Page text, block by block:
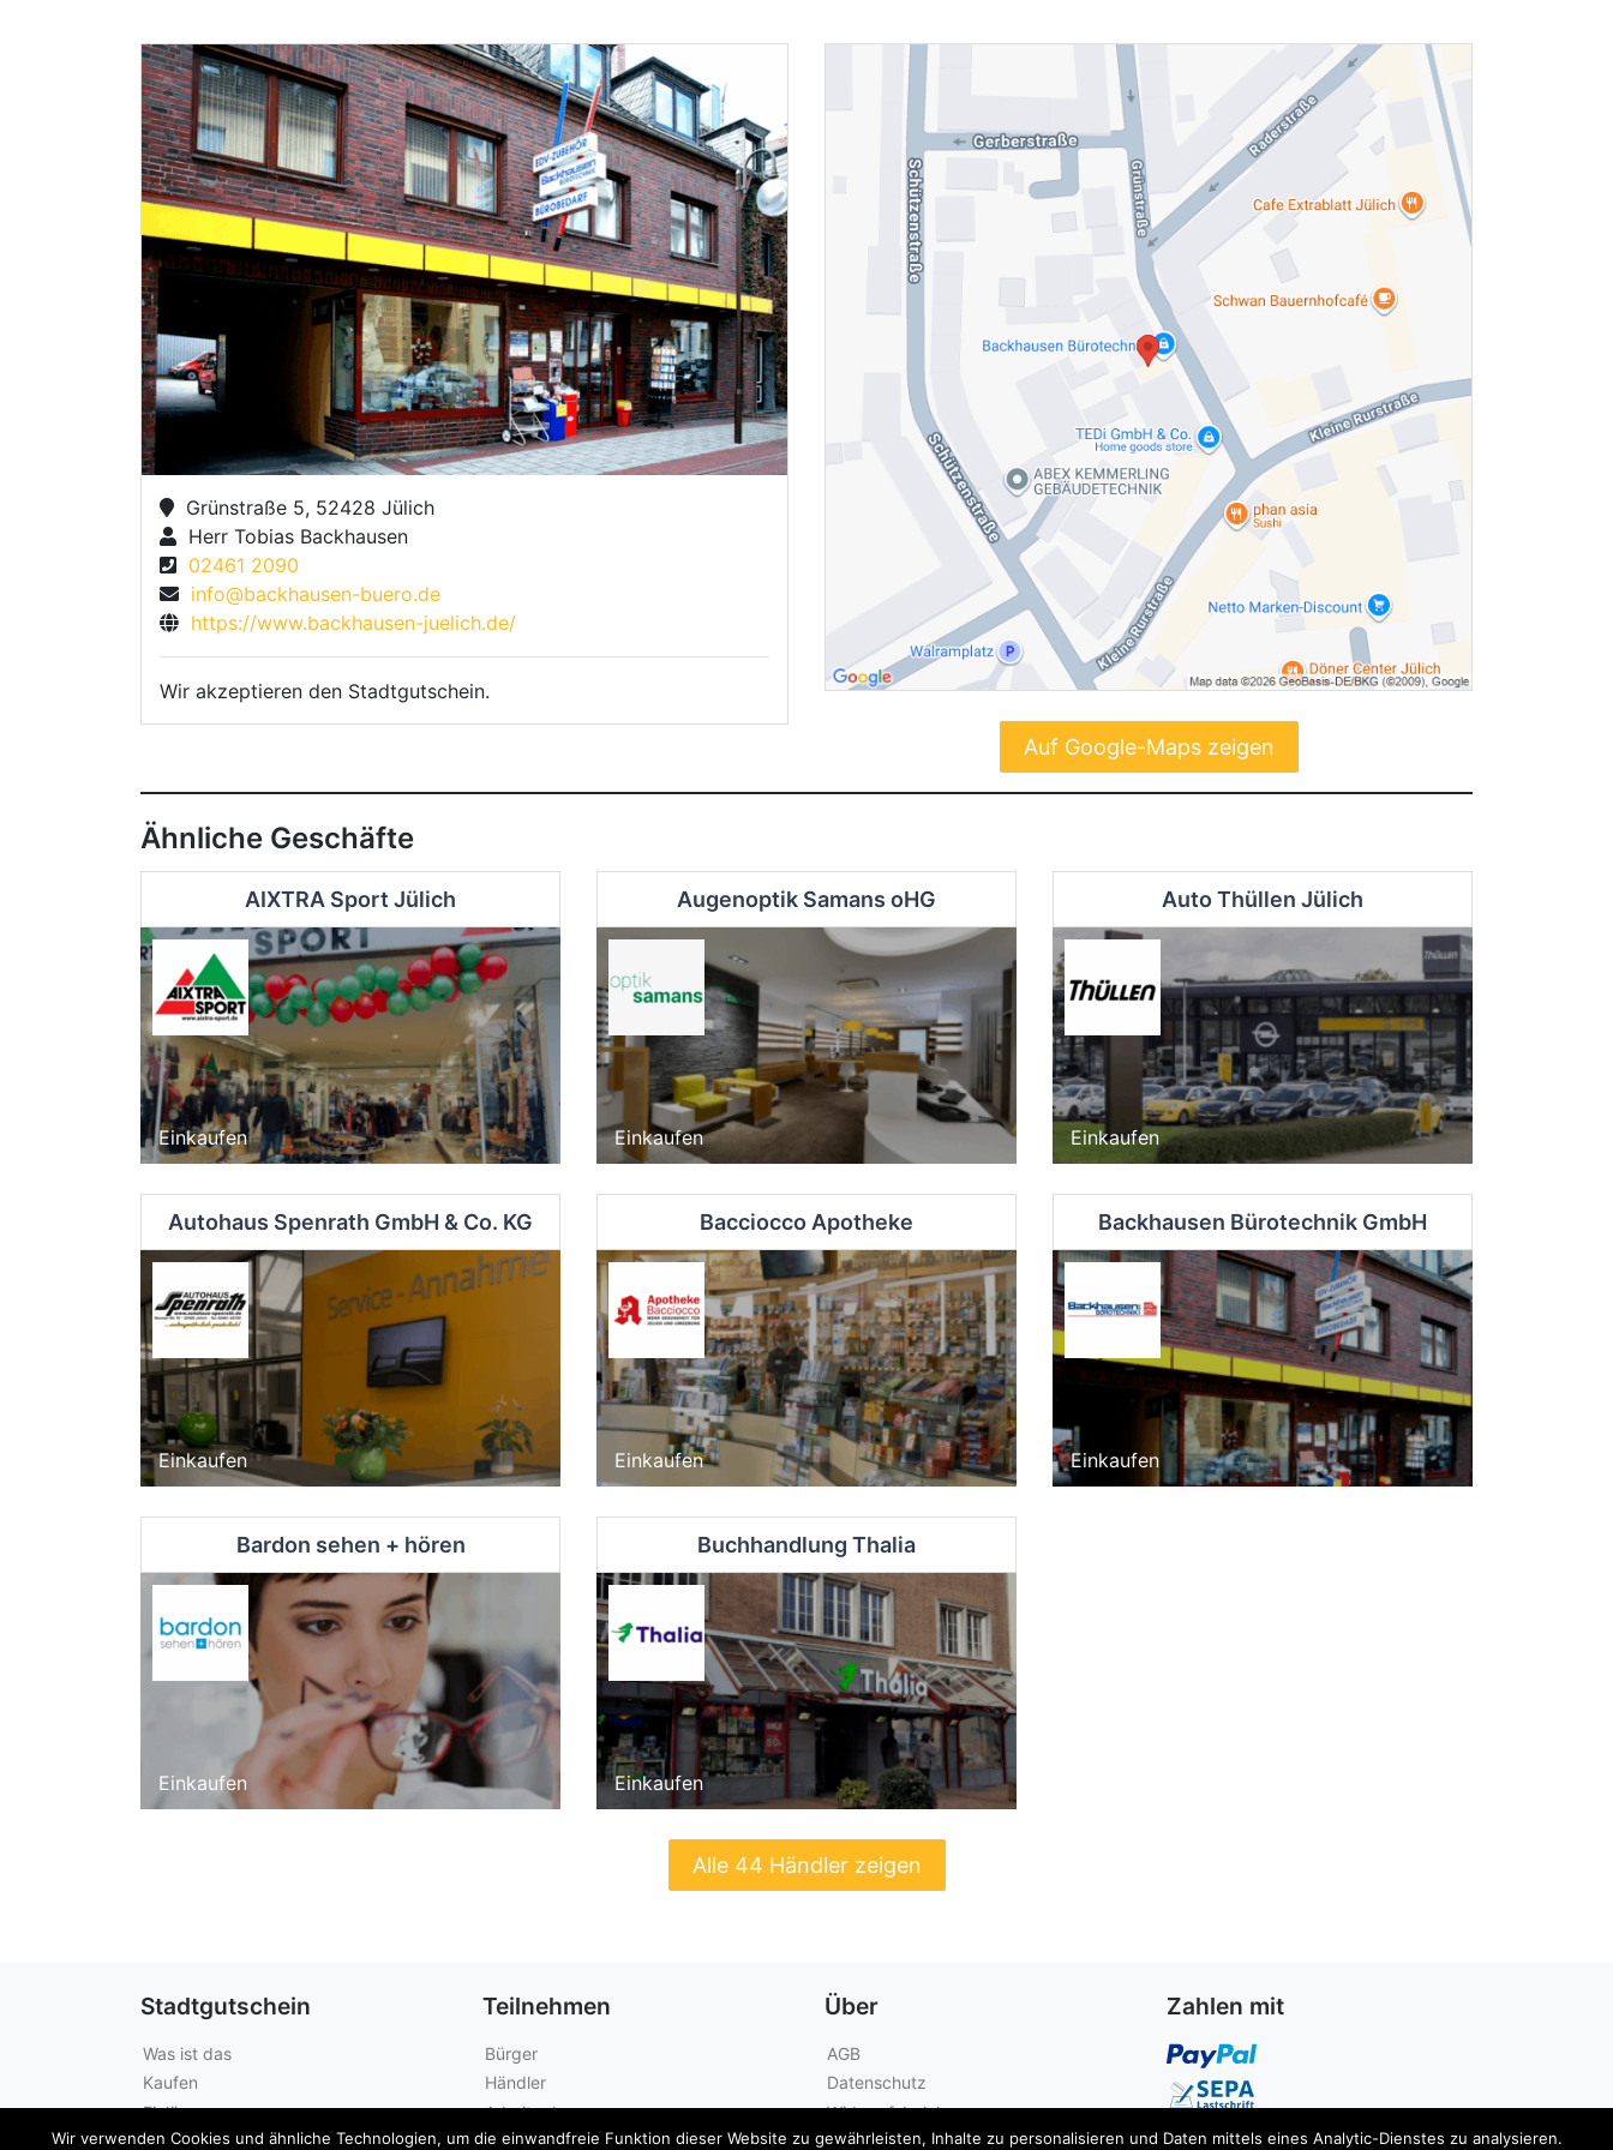
Grünstraße 5, 52428 Jülich
Herr Tobias Backhausen
02461 2090
info@backhausen-buero.de
https://www.backhausen-juelich.de/
Wir akzeptieren den Stadtgutschein.
Auf Google-Maps zeigen
Ähnliche Geschäfte
AIXTRA Sport Jülich
Einkaufen
Augenoptik Samans oHG
Einkaufen
Auto Thüllen Jülich
Einkaufen
Autohaus Spenrath GmbH & Co. KG
Einkaufen
Bacciocco Apotheke
Einkaufen
Backhausen Bürotechnik GmbH
Einkaufen
Bardon sehen + hören
Einkaufen
Buchhandlung Thalia
Einkaufen
Alle 44 Händler zeigen
Stadtgutschein
Was ist das
Kaufen
Einlösen
Guthabenabfrage
Teilnehmen
Bürger
Händler
Arbeitgeber
Städte
Über
AGB
Datenschutz
Widerrufsbelehrung
Kontakt
Zahlen mit
Wir verwenden Cookies und ähnliche Technologien, um die einwandfreie Funktion dieser Website zu gewährleisten, Inhalte zu personalisieren und Daten mittels eines Analytic-Dienstes zu analysieren.